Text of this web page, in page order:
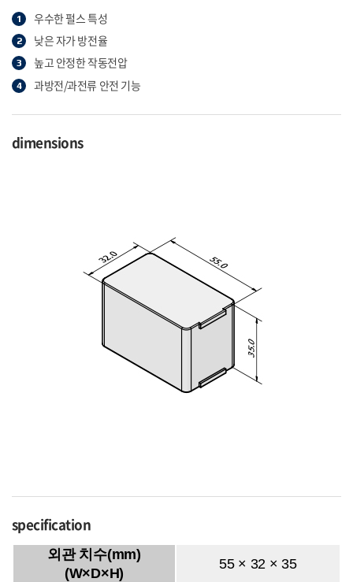
우수한 펄스 특성
낮은 자가 방전율
높고 안정한 작동전압
과방전/과전류 안전 기능
dimensions
specification
외관 치수(mm)
(W×D×H)
55 × 32 × 35